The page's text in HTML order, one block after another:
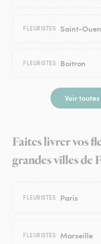
FLEURISTES Saint-
FLEURISTES Boitron
Voir
Faites livrer vos
grandes villes de
FLEURISTES Paris
FLEURISTES Marseille